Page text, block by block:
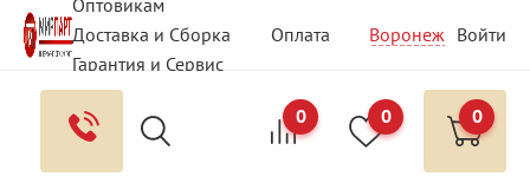
Оптовикам
Доставка и Сборка
Оплата
Гарантия и Сервис
Вопрос - Ответ
Контакты
Воронеж Войти
0 0 0